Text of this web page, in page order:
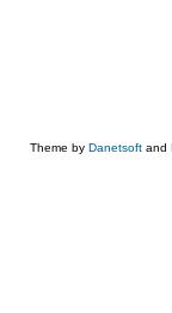
Theme by Danetsoft and